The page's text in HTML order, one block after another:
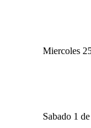
Miercoles
Sabado 1